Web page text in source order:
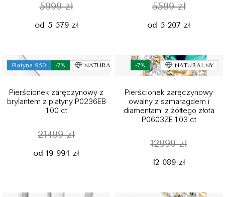
5999 zł
od 5 579 zł
5599 zł
od 5 207 zł
Platyna 950 -7% NATURALNY
Pierścionek zaręczynowy z
brylantem z platyny P0236EB
1.00 ct
21499 zł
od 19 994 zł
-7% NATURALNY
Pierścionek zaręczynowy
owalny z szmaragdem i
diamentami z żółtego złota
P0603ZE 1.03 ct
12999 zł
12 089 zł